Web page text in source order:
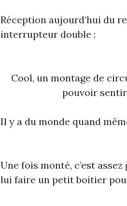
Réception aujourd’hui du
interrupteur double :
Cool, un montage de
pouvoir sentir
Il y a du monde quand
Une fois monté, c’est
lui faire un petit boitier